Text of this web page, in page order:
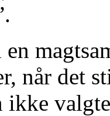
når det
ikke